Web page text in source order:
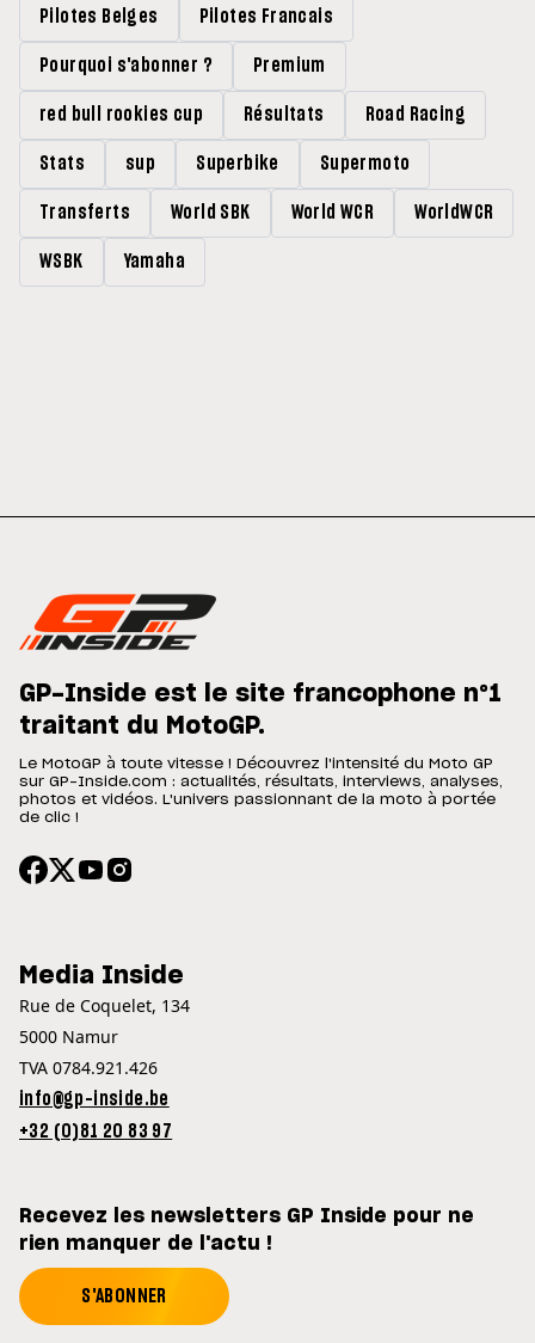
Pilotes Belges Pilotes Francais
Pourquoi s'abonner ? Premium
red bull rookies cup Résultats Road Racing
Stats sup Superbike Supermoto
Transferts World SBK World WCR WorldWCR
WSBK Yamaha
GP-Inside est le site francophone n°1
traitant du MotoGP.
Le MotoGP à toute vitesse ! Découvrez l'intensité du Moto GP
sur GP-Inside.com : actualités, résultats, interviews, analyses,
photos et vidéos. L'univers passionnant de la moto à portée
de clic !
Media Inside
Rue de Coquelet, 134
5000 Namur
TVA 0784.921.426
info@gp-inside.be
+32 (0)81 20 83 97
Recevez les newsletters GP Inside pour ne
rien manquer de l'actu !
S'ABONNER